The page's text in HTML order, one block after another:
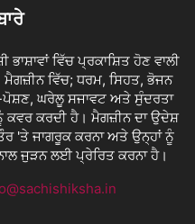
ਵਿੱਚ ਪ੍ਰਕਾਸ਼ਿਤ ਹੋਣ ਵਾਲੀ
ਵਿੱਚ; ਧਰਮ, ਸਿਹਤ, ਭੋਜਨ
ਪੋਸ਼ਣ, ਘਰੇਲੂ ਸਜਾਵਟ ਅਤੇ ਸੁੰਦਰਤਾ
ਕਵਰ ਕਰਦੀ ਹੈ। ਮੈਗਜ਼ੀਨ ਦਾ ਉਦੇਸ਼
'ਤੇ ਜਾਗਰੂਕ ਕਰਨਾ ਅਤੇ ਉਨ੍ਹਾਂ ਨੂੰ
ਜੁੜਨ ਲਈ ਪ੍ਰੇਰਿਤ ਕਰਨਾ ਹੈ।